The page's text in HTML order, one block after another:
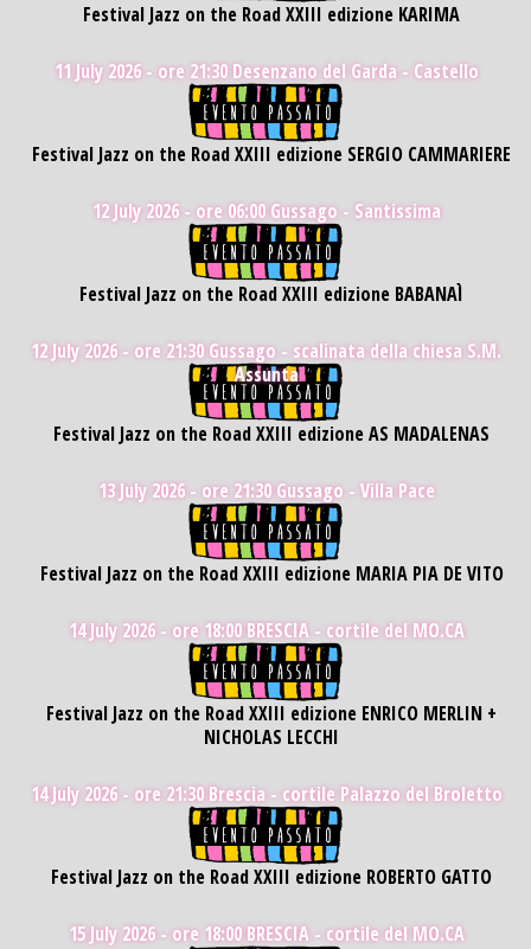
Festival Jazz on the Road XXIII edizione KARIMA
11 July 2026 - ore 21:30Desenzano del Garda - Castello
Festival Jazz on the Road XXIII edizione SERGIO CAMMARIERE
12 July 2026 - ore 06:00Gussago - Santissima
Festival Jazz on the Road XXIII edizione BABANAÌ
12 July 2026 - ore 21:30Gussago - scalinata della chiesa S.M.
Assunta
Festival Jazz on the Road XXIII edizione AS MADALENAS
13 July 2026 - ore 21:30Gussago - Villa Pace
Festival Jazz on the Road XXIII edizione MARIA PIA DE VITO
14 July 2026 - ore 18:00BRESCIA - cortile del MO.CA
Festival Jazz on the Road XXIII edizione ENRICO MERLIN +
NICHOLAS LECCHI
14 July 2026 - ore 21:30Brescia - cortile Palazzo del Broletto
Festival Jazz on the Road XXIII edizione ROBERTO GATTO
15 July 2026 - ore 18:00BRESCIA - cortile del MO.CA